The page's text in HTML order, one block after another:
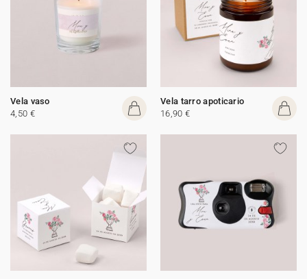
Vela vaso
4,50 €
Vela tarro apoticario
16,90 €